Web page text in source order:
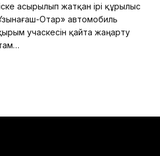
асырылып жатқан ірі құрылыс
Отар» автомобиль
учаскесін қайта жаңарту